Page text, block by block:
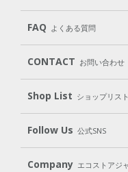
Cleaning
Body（ボディ） Hair
Goods （グッ
Gift
FAQ よくある質問
CONTACT お問い合わせ
Shop List ショップリスト
Shop List
Follow Us 公式SNS
LINE＠
Company エコストアジ